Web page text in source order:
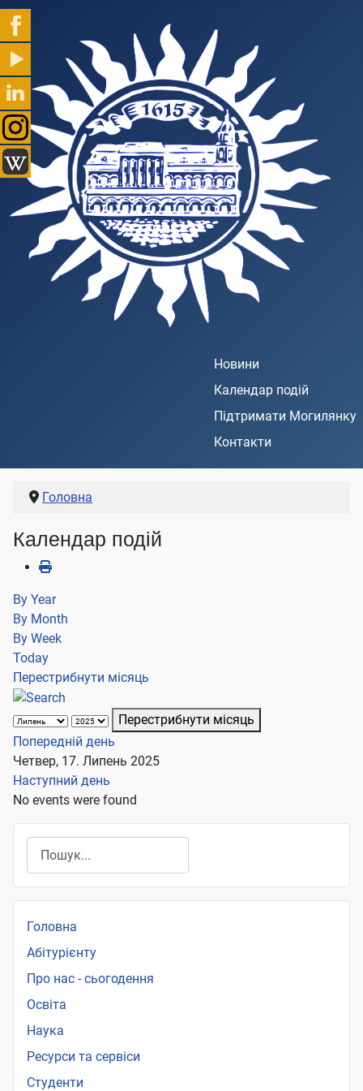
Новини
Календар подій
Підтримати Могилянку
Контакти
Головна
Календар подій
By Year
By Month
By Week
Today
Перестрибнути місяць
Перестрибнути місяць
Попередній день
Четвер, 17. Липень 2025
Наступний день
No events were found
Головна
Абітурієнту
Про нас - сьогодення
Освіта
Наука
Ресурси та сервіси
Студенти